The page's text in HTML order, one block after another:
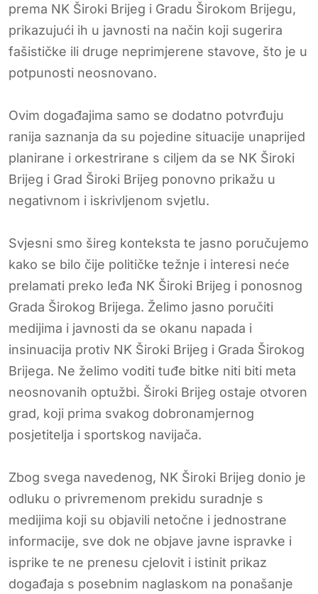
prema NK Široki Brijeg i Gradu Širokom Brijegu,
prikazujući ih u javnosti na način koji sugerira
fašističke ili druge neprimjerene stavove, što je u
potpunosti neosnovano.
Ovim događajima samo se dodatno potvrđuju
ranija saznanja da su pojedine situacije unaprijed
planirane i orkestrirane s ciljem da se NK Široki
Brijeg i Grad Široki Brijeg ponovno prikažu u
negativnom i iskrivljenom svjetlu.
Svjesni smo šireg konteksta te jasno poručujemo
kako se bilo čije političke težnje i interesi neće
prelamati preko leđa NK Široki Brijeg i ponosnog
Grada Širokog Brijega. Želimo jasno poručiti
medijima i javnosti da se okanu napada i
insinuacija protiv NK Široki Brijeg i Grada Širokog
Brijega. Ne želimo voditi tuđe bitke niti biti meta
neosnovanih optužbi. Široki Brijeg ostaje otvoren
grad, koji prima svakog dobronamjernog
posjetitelja i sportskog navijača.
Zbog svega navedenog, NK Široki Brijeg donio je
odluku o privremenom prekidu suradnje s
medijima koji su objavili netočne i jednostrane
informacije, sve dok ne objave javne ispravke i
isprike te ne prenesu cjelovit i istinit prikaz
događaja s posebnim naglaskom na ponašanje